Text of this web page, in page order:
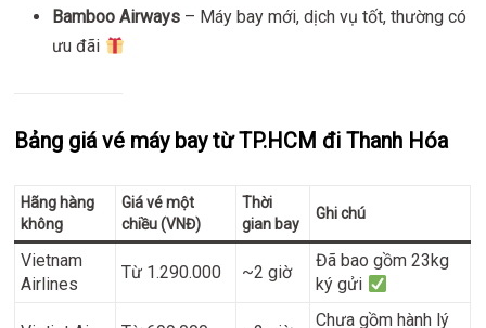
Bamboo Airways – Máy bay mới, dịch vụ tốt, thường có
ưu đãi
Bảng giá vé máy bay từ TP.HCM đi Thanh Hóa
Hãng hàng
không
Giá vé một
chiều (VNĐ)
Thời
gian bay
Ghi chú
Vietnam
Airlines
Từ 1.290.000 ~2 giờ
Đã bao gồm 23kg
ký gửi
Chưa gồm hành lý